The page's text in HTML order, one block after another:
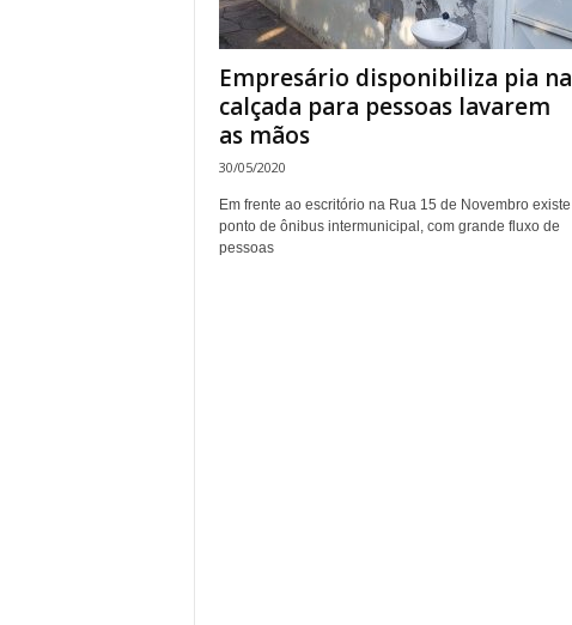
Empresário disponibiliza pia na
calçada para pessoas lavarem
as mãos
30/05/2020
Em frente ao escritório na Rua 15 de Novembro existe
ponto de ônibus intermunicipal, com grande fluxo de
pessoas